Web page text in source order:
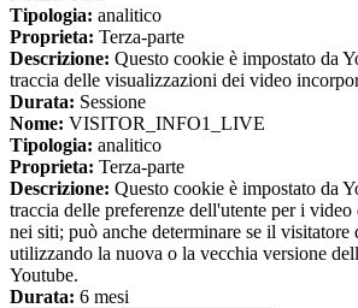
Tipologia: analitico
Proprieta: Terza-parte
Descrizione: Questo cookie è impostato da
traccia delle visualizzazioni dei video
Durata: Sessione
Nome: VISITOR_INFO1_LIVE
Tipologia: analitico
Proprieta: Terza-parte
Descrizione: Questo cookie è impostato da
traccia delle preferenze dell'utente per i
nei siti; può anche determinare se il visitatore
utilizzando la nuova o la vecchia versione
Youtube.
Durata: 6 mesi